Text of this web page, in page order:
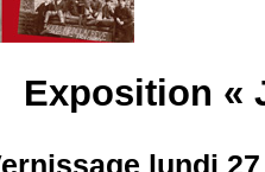
Exposition «
lundi